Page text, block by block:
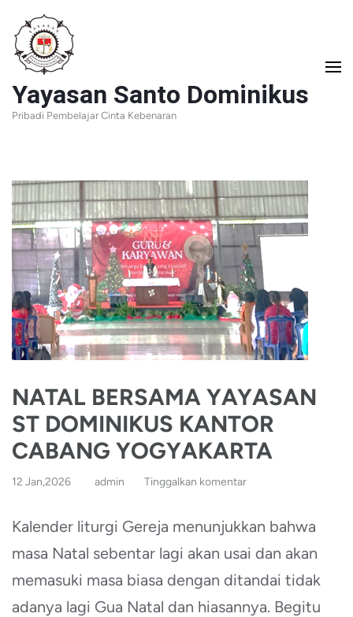
Lompat
ke
konten
(Tekan
Enter)
Yayasan Santo Dominikus
Pribadi Pembelajar Cinta Kebenaran
NATAL BERSAMA YAYASAN
ST DOMINIKUS KANTOR
CABANG YOGYAKARTA
12 Jan,2026 admin Tinggalkan komentar
Kalender liturgi Gereja menunjukkan bahwa
masa Natal sebentar lagi akan usai dan akan
memasuki masa biasa dengan ditandai tidak
adanya lagi Gua Natal dan hiasannya. Begitu